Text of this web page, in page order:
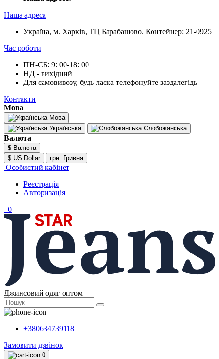
Наша адреса
Україна, м. Харків, ТЦ Барабашово. Контейнер: 21-0925
Час роботи
ПН-СБ: 9: 00-18: 00
НД - вихідний
Для самовивозу, будь ласка телефонуйте заздалегідь
Контакти
Мова
Мова
Українська
Слобожанська
Валюта
$ Валюта
$ US Dollar
грн. Гривня
Особистий кабінет
Реєстрація
Авторизація
0
Джинсовий одяг оптом
+380634739118
Замовити дзвінок
0